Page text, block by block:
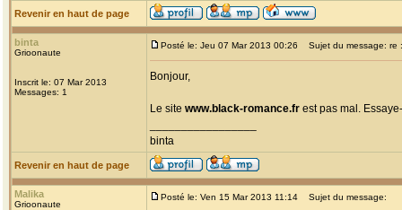
Revenir en haut de page
binta
Grioonaute
Inscrit le: 07 Mar 2013
Messages: 1
Posté le: Jeu 07 Mar 2013 00:26 Sujet du message: re
Bonjour,
Le site www.black-romance.fr est pas mal.
binta
Revenir en haut de page
Malika
Grioonaute
Posté le: Ven 15 Mar 2013 11:14 Sujet du message: